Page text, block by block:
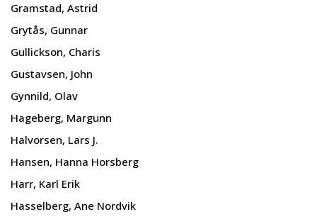
Gramstad, Astrid
Grytås, Gunnar
Gullickson, Charis
Gustavsen, John
Gynnild, Olav
Hageberg, Margunn
Halvorsen, Lars J.
Hansen, Hanna Horsberg
Harr, Karl Erik
Hasselberg, Ane Nordvik